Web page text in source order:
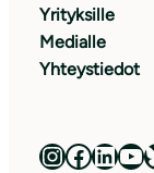
Yrityksille
Medialle
Yhteystiedot
Luonnonsuojeluliitto Instagramissa Luonnonsuojeluliitto Facebookissa Luonnonsuojeluliitto LinkedInissä Luonnonsuojeluliiton YouTube-kanava